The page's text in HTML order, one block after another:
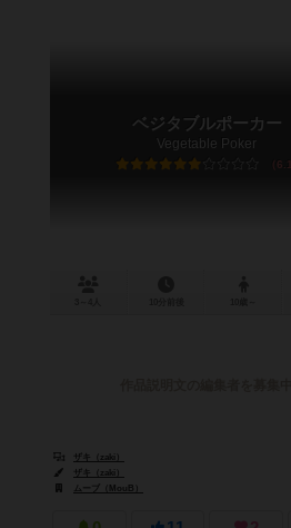
ベジタブルポーカー
Vegetable Poker
6.1
ザキ（zaki）
ザキ（zaki）
ムーブ（MouB）